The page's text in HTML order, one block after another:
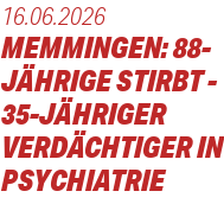
16.06.2026
MEMMINGEN: 88-
JÄHRIGE STIRBT -
35-JÄHRIGER
VERDÄCHTIGER IN
PSYCHIATRIE